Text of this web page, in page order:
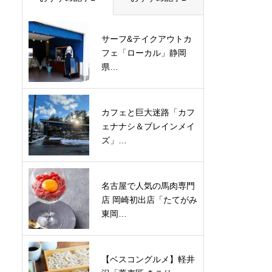
サーフ&テイクアウトカ
フェ「ローカル」静岡
県…
カフェと巨大迷路「カフ
ェナナシ＆ブレインメイ
ズ」…
名古屋で人気の馬肉専門
店 岡崎初出店「たてがみ
東岡…
【ベスコングルメ】軽井